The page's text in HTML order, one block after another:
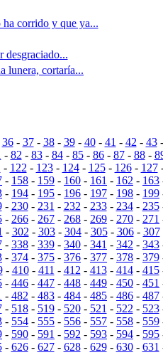
corrido y que ya...
desgraciado...
lunera, cortaría...
36- 37- 38- 39- 40- 41 - 42 - 43-
- 82 - 83- 84- 85- 86- 87- 88-
- 122 - 123- 124- 125- 126- 127
- 158 - 159 - 160 - 161 - 162 - 163
- 194 - 195 - 196 - 197 - 198 - 199
- 230- 231 - 232 - 233- 234- 235
- 266 - 267 - 268 - 269 - 270 - 271
- 302 - 303- 304- 305- 306- 307
- 338 - 339 - 340 - 341 - 342 - 343
- 374 - 375 - 376 - 377 - 378 - 379
- 410- 411 - 412 - 413- 414- 415
- 446 - 447 - 448 - 449 - 450 - 451
- 482 - 483 - 484 - 485 - 486 - 487
- 518- 519- 520- 521 - 522 - 523
- 554 - 555 - 556 - 557 - 558 - 559
- 590 - 591 - 592 - 593 - 594 - 595
- 626- 627- 628- 629- 630- 631